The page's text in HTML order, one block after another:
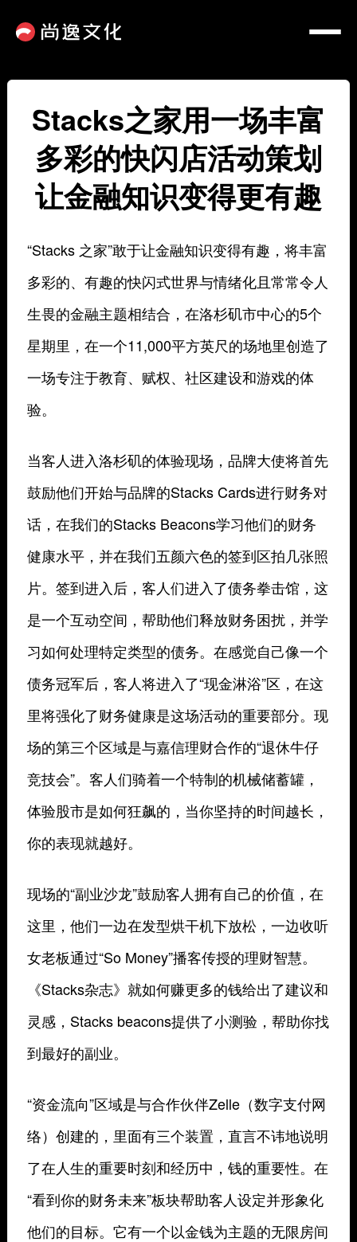
Stacks之家用一场丰富
多彩的快闪店活动策划
让金融知识变得更有趣
“Stacks 之家”敢于让金融知识变得有趣，将丰富
多彩的、有趣的快闪式世界与情绪化且常常令人
生畏的金融主题相结合，在洛杉矶市中心的5个
星期里，在一个11,000平方英尺的场地里创造了
一场专注于教育、赋权、社区建设和游戏的体
验。
当客人进入洛杉矶的体验现场，品牌大使将首先
鼓励他们开始与品牌的Stacks Cards进行财务对
话，在我们的Stacks Beacons学习他们的财务
健康水平，并在我们五颜六色的签到区拍几张照
片。签到进入后，客人们进入了债务拳击馆，这
是一个互动空间，帮助他们释放财务困扰，并学
习如何处理特定类型的债务。在感觉自己像一个
债务冠军后，客人将进入了“现金淋浴”区，在这
里将强化了财务健康是这场活动的重要部分。现
场的第三个区域是与嘉信理财合作的“退休牛仔
竞技会”。客人们骑着一个特制的机械储蓄罐，
体验股市是如何狂飙的，当你坚持的时间越长，
你的表现就越好。
现场的“副业沙龙”鼓励客人拥有自己的价值，在
这里，他们一边在发型烘干机下放松，一边收听
女老板通过“So Money”播客传授的理财智慧。
《Stacks杂志》就如何赚更多的钱给出了建议和
灵感，Stacks beacons提供了小测验，帮助你找
到最好的副业。
“资金流向”区域是与合作伙伴Zelle（数字支付网
络）创建的，里面有三个装置，直言不讳地说明
了在人生的重要时刻和经历中，钱的重要性。在
“看到你的财务未来”板块帮助客人设定并形象化
他们的目标。它有一个以金钱为主题的无限房间